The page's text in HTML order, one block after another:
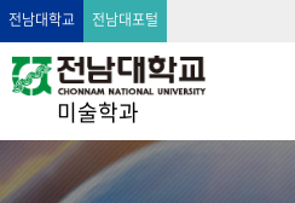
전남대학교 전남대포털
미술학과